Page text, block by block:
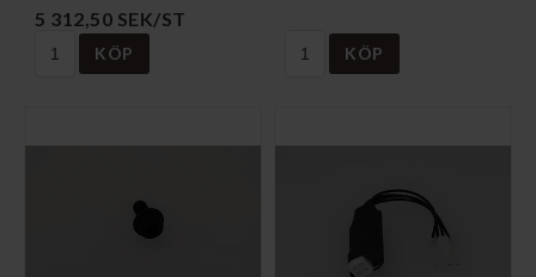
5 312,50 SEK/ST
KÖP KÖP